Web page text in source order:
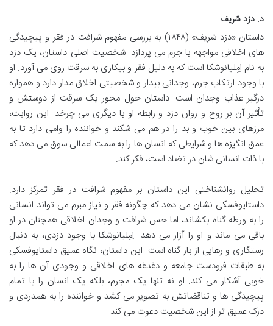
د. دزد شریف
داستان «دزد شریف» (۱۸۴۸) به بررسی مفهوم شرافت در فقر و پیچیدگی
های اخلاقی مواجهه با جرم می پردازد. شخصیت اصلی داستان، یک دزد
به نام اِمِلیانوشکا است که به دلیل فقر و بیکاری به سرقت روی می آورد. او
با وجود ارتکاب جرم، وجدانی بیدار و شخصیتی اخلاق مدار دارد و همواره
درگیر عذاب وجدان است. داستان حول محور یک سرقت از دوستش و
تأثیر آن بر روح و روان دزد و رابطه او با دیگری می چرخد. این روایت،
مرزهای بین خوب و بد را در هم می شکند و خواننده را وامی دارد تا به
عمق انگیزه ها و شرایطی که انسان ها را به سمت اعمالی سوق می دهد که
با ذات انسانی شان در تضاد است، فکر کند.
تحلیل روانشناختی این داستان بر مفهوم شرافت در فقر تمرکز دارد.
داستایوفسکی نشان می دهد که چگونه فقر و نیاز مبرم می تواند انسانی
را به ورطه گناه بکشاند، اما حس شرافت و وجدان اخلاقی همچنان در او
باقی می ماند و او را آزار می دهد. اِمِلیانوشکا با وجود دزدی، به دنبال
رستگاری و رهایی از بار گناه است. این داستان، نگاه عمیق داستایوفسکی
به طبقات فرودست جامعه و دغدغه های اخلاقی و وجودی آن ها را به
خوبی آشکار می کند. او نه تنها یک مجرم، بلکه یک انسان را با تمام
پیچیدگی ها و تناقضاتش به تصویر می کشد و خواننده را به همدردی و
درک عمیق تر از این شخصیت دعوت می کند.